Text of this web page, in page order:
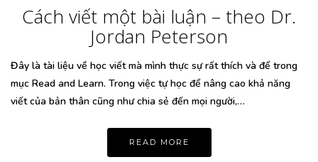
Cách viết một bài luận – theo Dr.
Jordan Peterson
Đây là tài liệu về học viết mà mình thực sự rất thích và để trong
mục Read and Learn. Trong việc tự học để nâng cao khả năng
viết của bản thân cũng như chia sẻ đến mọi người,…
READ MORE